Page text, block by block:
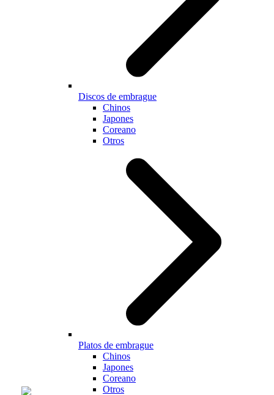
Discos de embrague
Chinos
Japones
Coreano
Otros
Platos de embrague
Chinos
Japones
Coreano
Otros